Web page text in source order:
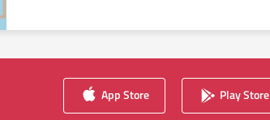
App Store Play Store